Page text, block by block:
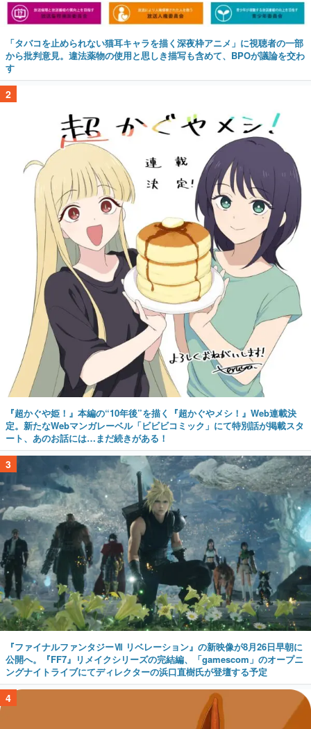
「タバコを止められない猫耳キャラを描く深夜枠アニメ」に視聴者の一部
から批判意見。違法薬物の使用と思しき描写も含めて、BPOが議論を交わ
す
2
『超かぐや姫！』本編の“10年後”を描く『超かぐやメシ！』Web連載決
定。新たなWebマンガレーベル「ビビビコミック」にて特別話が掲載スタ
ート、あのお話には…まだ続きがある！
3
『ファイナルファンタジーⅦ リベレーション』の新映像が8月26日早朝に
公開へ。『FF7』リメイクシリーズの完結編、「gamescom」のオープニ
ングナイトライブにてディレクターの浜口直樹氏が登壇する予定
4